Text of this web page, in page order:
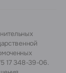
17 348-39-06.